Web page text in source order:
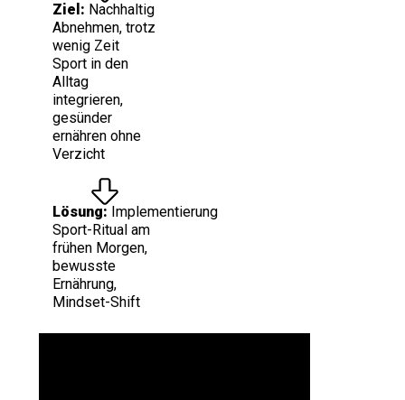
Ziel: Nachhaltig
Abnehmen, trotz
wenig Zeit
Sport in den
Alltag
integrieren,
gesünder
ernähren ohne
Verzicht
Lösung: Implementierung
Sport-Ritual am
frühen Morgen,
bewusste
Ernährung,
Mindset-Shift